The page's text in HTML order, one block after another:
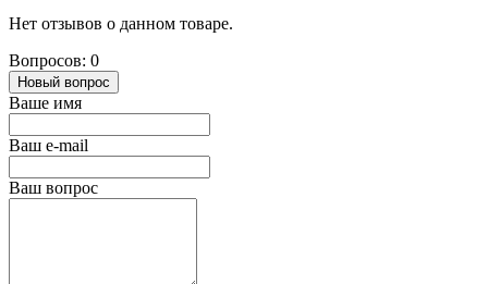
Нет отзывов о данном товаре.
Вопросов: 0
Новый вопрос
Ваше имя
Ваш e-mail
Ваш вопрос